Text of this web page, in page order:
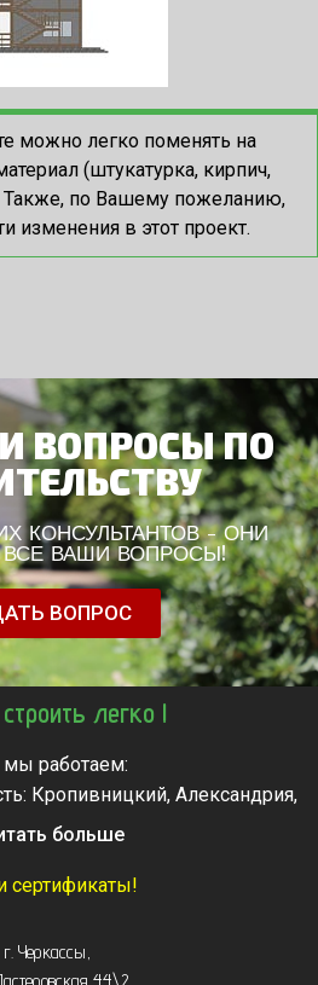
можно легко поменять на
(штукатурка, кирпич,
Также, по Вашему пожеланию,
изменения в этот проект.
ВОПРОСЫ ПО
КОНСУЛЬТАНТОВ - ОНИ
ВСЕ ВАШИ ВОПРОСЫ!
ВОПРОС
легко !
мы работаем:
Кропивницкий, Александрия,
Светловодск
Каменка, Канев, Корсунь-
Тальное, Умань, Христиновка.
Чорнобай, Шпола
больше
сертификаты!
г. Черкассы
44\2